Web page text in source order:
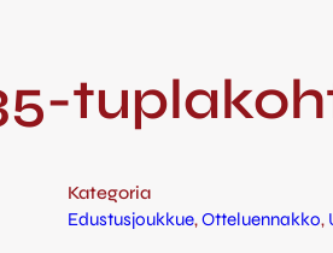
Kategoria
Edustusjoukkue, Otteluennakko,